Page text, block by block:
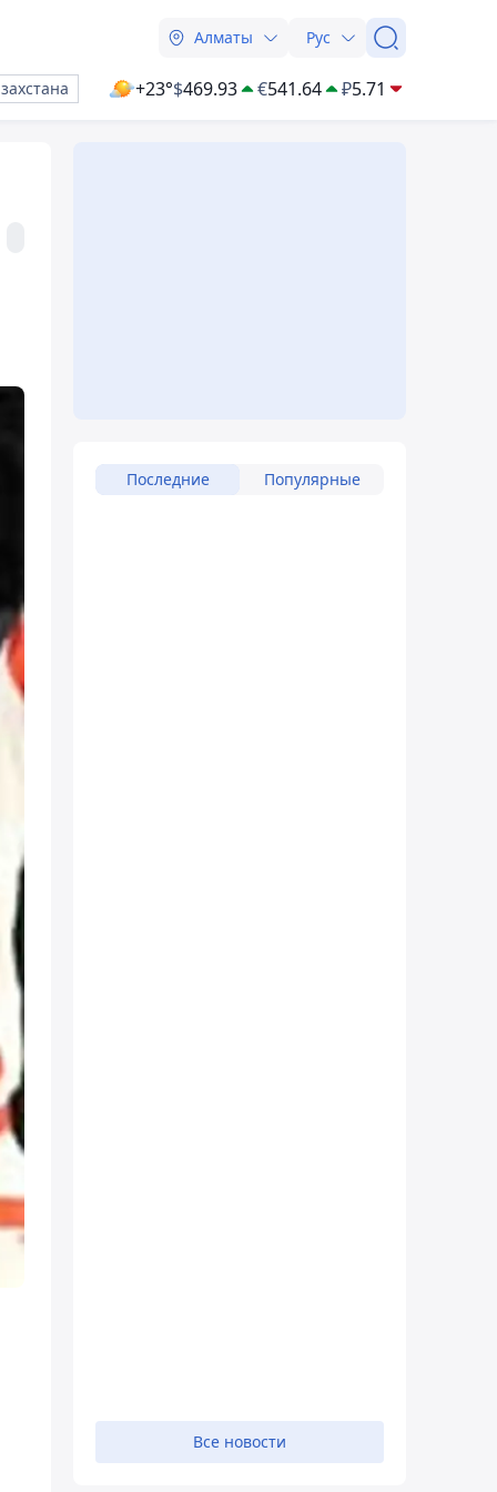
Алматы Рус
+23°$469.93 €541.64 ₽5.71
Последние Популярные
Все новости